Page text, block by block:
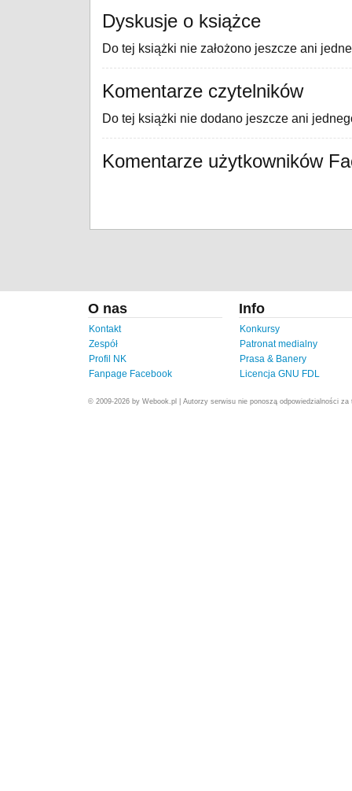
Dyskusje o książce
Do tej książki nie założono jeszcze ani
Komentarze czytelników
Do tej książki nie dodano jeszcze ani
Komentarze użytkowników
O nas
Kontakt
Zespół
Profil NK
Fanpage Facebook
Info
Konkursy
Patronat medialny
Prasa & Banery
Licencja GNU FDL
© 2009-2026 by Webook.pl | Autorzy serwisu nie ponoszą odpowiedzialności